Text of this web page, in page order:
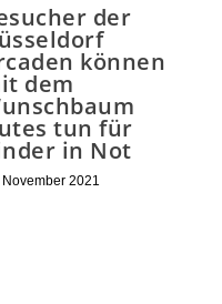
der
können
dem
tun für
in Not
2021